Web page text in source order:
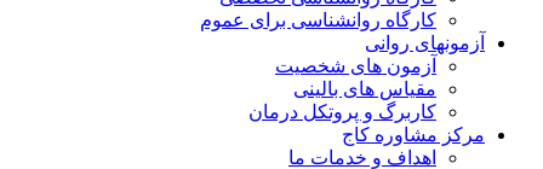
کارگاه روانشناسی برای عموم
آزمونهای روانی
آزمون های شخصیت
مقیاس های بالینی
کاربرگ و پروتکل درمان
مرکز مشاوره کاج
اهداف و خدمات ما